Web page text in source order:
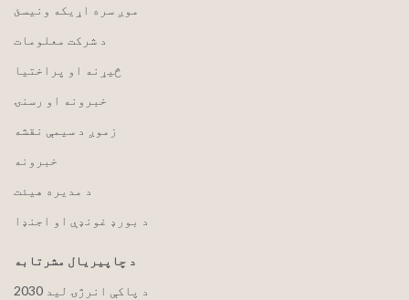
موږ سره اړیکه ونیسئ
د شرکت معلومات
څیړنه او پراختیا
خبرونه او رسنۍ
زموږ د سیمې نقشه
خبرونه
د مدیره هیئت
د بورډ غونډې او اجنډا
د چاپیریال مشرتابه
2030 د پاکې انرژۍ لید